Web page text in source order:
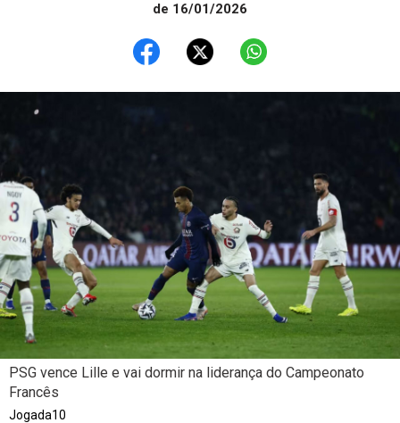
de 16/01/2026
PSG vence Lille e vai dormir na liderança do Campeonato
Francês
Jogada10